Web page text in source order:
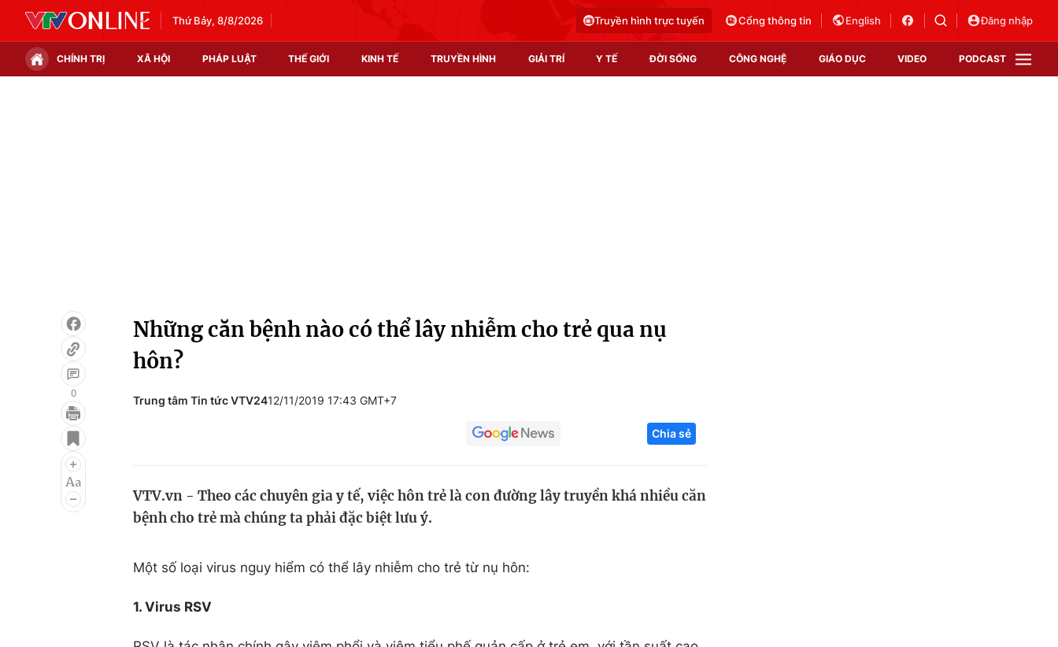
Thứ Bảy, 8/8/2026 Truyền hình trực tuyến Cổng thông tin English Đăng nhập
CHÍNH TRỊ XÃ HỘI PHÁP LUẬT THẾ GIỚI KINH TẾ TRUYỀN HÌNH GIẢI TRÍ Y TẾ ĐỜI SỐNG CÔNG NGHỆ GIÁO DỤC VIDEO PODCAST
Infographic
Điện ảnh
Âm nhạc
Làm đẹp
Chất lượng cuộc sống
Học trực tuyến
Công nghệ
Sản phẩm
0
Những căn bệnh nào có thể lây nhiễm cho trẻ qua nụ
hôn?
Trung tâm Tin tức VTV2412/11/2019 17:43 GMT+7
Chia sẻ
VTV.vn - Theo các chuyên gia y tế, việc hôn trẻ là con đường lây truyền khá nhiều căn
bệnh cho trẻ mà chúng ta phải đặc biệt lưu ý.
Một số loại virus nguy hiểm có thể lây nhiễm cho trẻ từ nụ hôn:
1. Virus RSV